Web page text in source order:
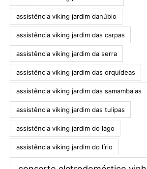
assistência viking jardim danúbio
assistência viking jardim das carpas
assistência viking jardim da serra
assistência viking jardim das orquídeas
assistência viking jardim das samambaias
assistência viking jardim das tulipas
assistência viking jardim do lago
assistência viking jardim do lírio